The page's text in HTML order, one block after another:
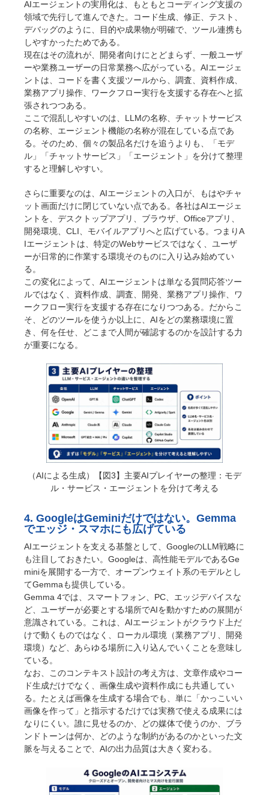
AIエージェントの実用化は、もともとコーディング支援の
領域で先行して進んできた。コード生成、修正、テスト、
デバッグのように、目的や成果物が明確で、ツール連携も
しやすかったためである。
現在はその流れが、開発者向けにとどまらず、一般ユーザ
ーや業務ユーザーの日常業務へ広がっている。AIエージェ
ントは、コードを書く支援ツールから、調査、資料作成、
業務アプリ操作、ワークフロー実行を支援する存在へと拡
張されつつある。
ここで混乱しやすいのは、LLMの名称、チャットサービス
の名称、エージェント機能の名称が混在している点であ
る。そのため、個々の製品名だけを追うよりも、「モデ
ル」「チャットサービス」「エージェント」を分けて整理
すると理解しやすい。
さらに重要なのは、AIエージェントの入口が、もはやチャ
ット画面だけに閉じていない点である。各社はAIエージェ
ントを、デスクトップアプリ、ブラウザ、Officeアプリ、
開発環境、CLI、モバイルアプリへと広げている。つまりA
Iエージェントは、特定のWebサービスではなく、ユーザ
ーが日常的に作業する環境そのものに入り込み始めてい
る。
この変化によって、AIエージェントは単なる質問応答ツー
ルではなく、資料作成、調査、開発、業務アプリ操作、ワ
ークフロー実行を支援する存在になりつつある。だからこ
そ、どのツールを使うか以上に、AIをどの業務環境に置
き、何を任せ、どこまで人間が確認するのかを設計する力
が重要になる。
（AIによる生成）【図3】主要AIプレイヤーの整理：モデ
ル・サービス・エージェントを分けて考える
4. GoogleはGeminiだけではない。Gemma
でエッジ・スマホにも広げている
AIエージェントを支える基盤として、GoogleのLLM戦略に
も注目しておきたい。Googleは、高性能モデルであるGe
miniを展開する一方で、オープンウェイト系のモデルとし
てGemmaも提供している。
Gemma 4では、スマートフォン、PC、エッジデバイスな
ど、ユーザーが必要とする場所でAIを動かすための展開が
意識されている。これは、AIエージェントがクラウド上だ
けで動くものではなく、ローカル環境（業務アプリ、開発
環境）など、あらゆる場所に入り込んでいくことを意味し
ている。
なお、このコンテキスト設計の考え方は、文章作成やコー
ド生成だけでなく、画像生成や資料作成にも共通してい
る。たとえば画像を生成する場合でも、単に「かっこいい
画像を作って」と指示するだけでは実務で使える成果には
なりにくい。誰に見せるのか、どの媒体で使うのか、ブラ
ンドトーンは何か、どのような制約があるのかといった文
脈を与えることで、AIの出力品質は大きく変わる。